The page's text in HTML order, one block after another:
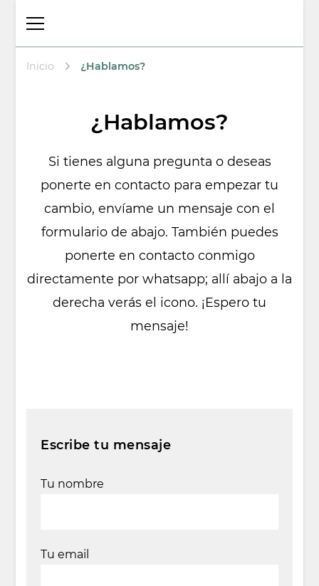
Laboral y
Inicio ¿Hablamos?
¿Hablamos?
Si tienes alguna pregunta o deseas
ponerte en contacto para empezar tu
cambio, envíame un mensaje con el
formulario de abajo. También puedes
ponerte en contacto conmigo
directamente por whatsapp; allí abajo a la
derecha verás el icono. ¡Espero tu
mensaje!
Escribe tu mensaje
Tu nombre
Tu email